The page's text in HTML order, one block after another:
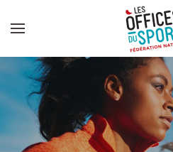
Panneau de gestion des cookies